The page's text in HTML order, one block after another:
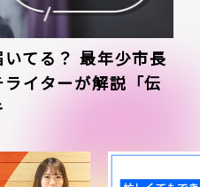
てる？ 最年少市長
イターが解説「伝